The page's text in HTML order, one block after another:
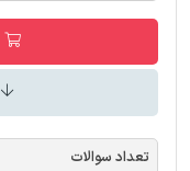
تعداد سوالات